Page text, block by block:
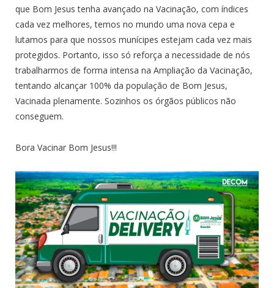
que Bom Jesus tenha avançado na Vacinação, com índices
cada vez melhores, temos no mundo uma nova cepa e
lutamos para que nossos munícipes estejam cada vez mais
protegidos. Portanto, isso só reforça a necessidade de nós
trabalharmos de forma intensa na Ampliação da Vacinação,
tentando alcançar 100% da população de Bom Jesus,
Vacinada plenamente. Sozinhos os órgãos públicos não
conseguem.
Bora Vacinar Bom Jesus!!!